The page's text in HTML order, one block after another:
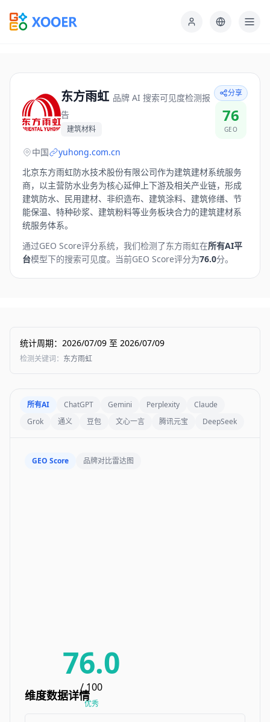
东方雨虹 品牌 AI 搜索可见度检测报
告
建筑材料
分享
76
GEO
中国
yuhong.com.cn
北京东方雨虹防水技术股份有限公司作为建筑建材系统服务
商，以主营防水业务为核心延伸上下游及相关产业链，形成
建筑防水、民用建材、非织造布、建筑涂料、建筑修缮、节
能保温、特种砂浆、建筑粉料等业务板块合力的建筑建材系
统服务体系。
通过GEO Score评分系统，我们检测了东方雨虹在所有AI平
台模型下的搜索可见度。 当前GEO Score评分为76.0分。
统计周期： 2026/07/09 至 2026/07/09
检测关键词： 东方雨虹
所有AI ChatGPT Gemini Perplexity
Claude
Grok
通义 豆包 文心一言 腾讯元宝 DeepSeek
GEO Score 品牌对比雷达图
76.0
/ 100
优秀
维度数据详情